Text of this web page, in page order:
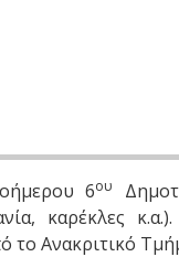
6ου
καρέκλες
το Ανακριτικό